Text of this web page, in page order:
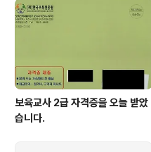
보육교사 2급 자격증을 오늘 받았
습니다.